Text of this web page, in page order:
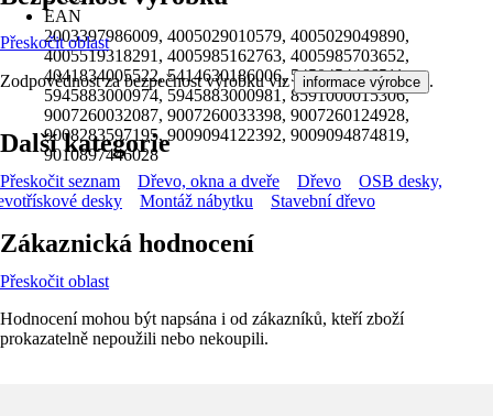
EAN
2003397986009, 4005029010579, 4005029049890,
4005519318291, 4005985162763, 4005985703652,
4041834005522, 5414630186006, 5450454466511,
5945883000974, 5945883000981, 8591000015306,
9007260032087, 9007260033398, 9007260124928,
9008283597195, 9009094122392, 9009094874819,
9010897446028
Přeskočit oblast
Zodpovědnost za bezpečnost výrobku viz informace výrobce .
Další kategorie
Přeskočit seznam Dřevo, okna a dveře Dřevo
OSB desky,
desky
Montáž nábytku Stavební dřevo
Zákaznická hodnocení
Přeskočit oblast
Hodnocení mohou být napsána i od zákazníků, kteří zboží
prokazatelně nepoužili nebo nekoupili.